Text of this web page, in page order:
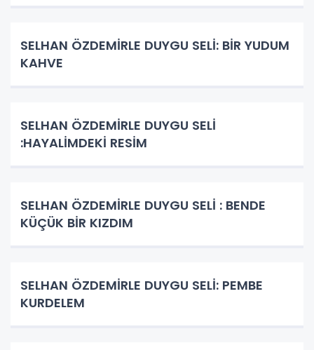
SELHAN ÖZDEMİRLE DUYGU SELİ: BİR YUDUM
KAHVE
SELHAN ÖZDEMİRLE DUYGU SELİ
:HAYALİMDEKİ RESİM
SELHAN ÖZDEMİRLE DUYGU SELİ : BENDE
KÜÇÜK BİR KIZDIM
SELHAN ÖZDEMİRLE DUYGU SELİ: PEMBE
KURDELEM